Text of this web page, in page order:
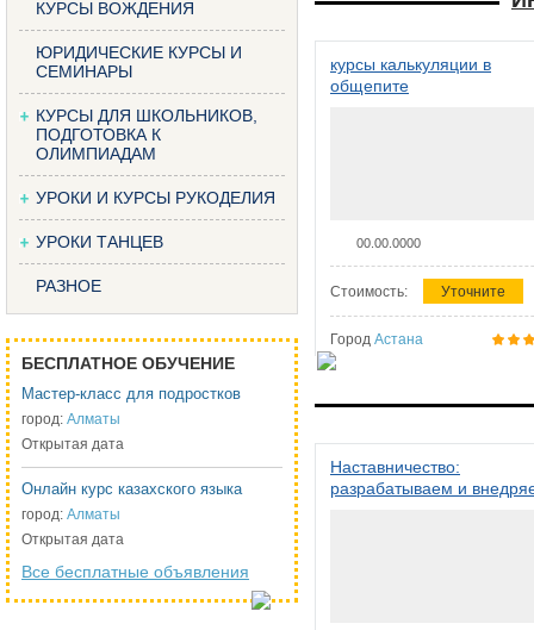
КУРСЫ ВОЖДЕНИЯ
ЮРИДИЧЕСКИЕ КУРСЫ И
СЕМИНАРЫ
КУРСЫ ДЛЯ ШКОЛЬНИКОВ,
ПОДГОТОВКА К
ОЛИМПИАДАМ
УРОКИ И КУРСЫ РУКОДЕЛИЯ
УРОКИ ТАНЦЕВ
РАЗНОЕ
БЕСПЛАТНОЕ ОБУЧЕНИЕ
Мастер-класс для подростков
город: Алматы
Открытая дата
Онлайн курс казахского языка
город: Алматы
Открытая дата
Все бесплатные объявления
курсы калькуляции в
общепите
00.00.0000
Стоимость: Уточните
Город Астана
Наставничество:
разрабатываем и